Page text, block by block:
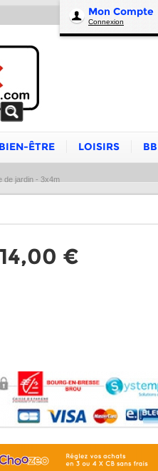
Mon Compte
Connexion
BIEN-ÊTRE LOISIRS BB
de jardin - 3x4m
€